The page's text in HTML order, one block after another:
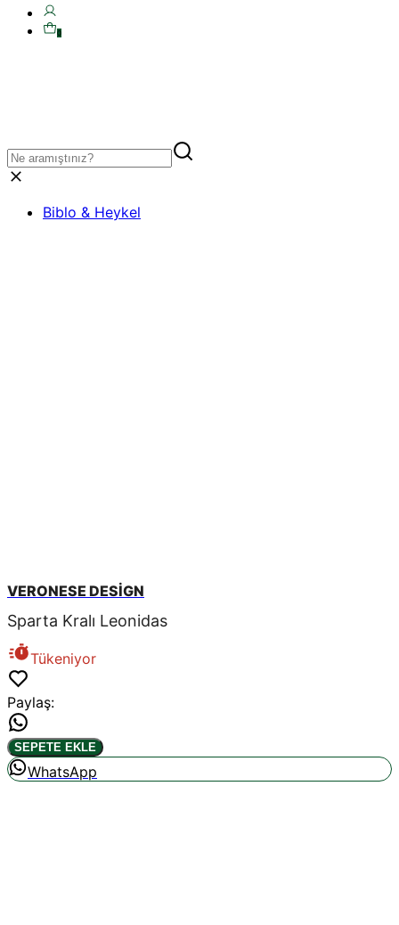
0
Biblo & Heykel
VERONESE DESİGN
Sparta Kralı Leonidas
Tükeniyor
Paylaş:
SEPETE EKLE
WhatsApp